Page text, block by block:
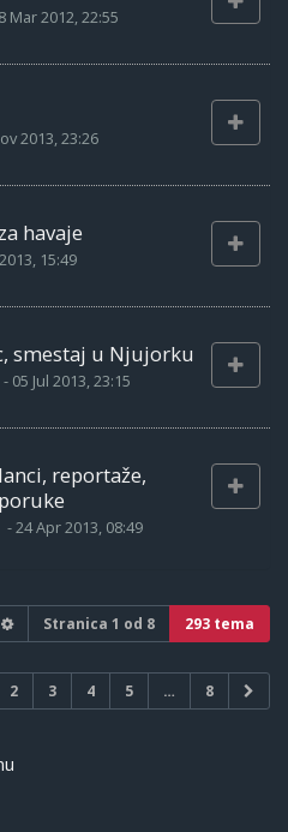
Mar 2012, 22:55
2013, 23:26
havaje
15:49
smestaj u Njujorku
- 05 Jul 2013, 23:15
reportaže,
-24 Apr 2013, 08:49
Stranica 1 od 8 293 tema
2 3 4 5 … 8